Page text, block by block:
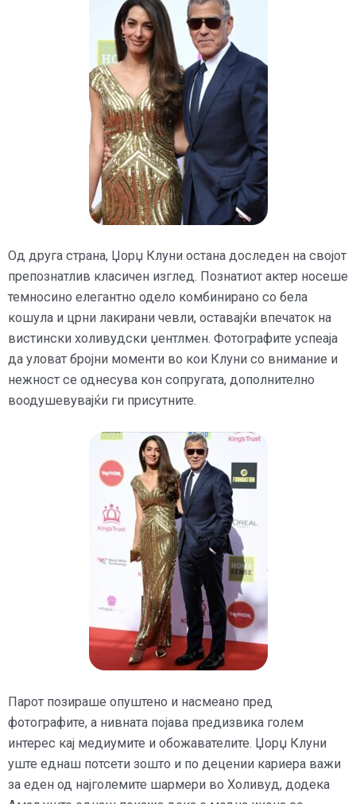
Од друга страна, Џорџ Клуни остана доследен на својот
препознатлив класичен изглед. Познатиот актер носеше
темносино елегантно одело комбинирано со бела
кошула и црни лакирани чевли, оставајќи впечаток на
вистински холивудски џентлмен. Фотографите успеаја
да уловат бројни моменти во кои Клуни со внимание и
нежност се однесува кон сопругата, дополнително
воодушевувајќи ги присутните.
Парот позираше опуштено и насмеано пред
фотографите, а нивната појава предизвика голем
интерес кај медиумите и обожавателите. Џорџ Клуни
уште еднаш потсети зошто и по децении кариера важи
за еден од најголемите шармери во Холивуд, додека